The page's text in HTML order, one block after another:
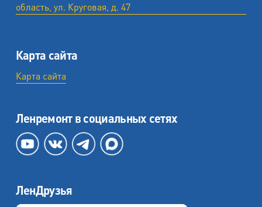
область, ул. ​Круговая, д. 47
Карта сайта
Карта сайта
Ленремонт в социальных сетях
ЛенДрузья